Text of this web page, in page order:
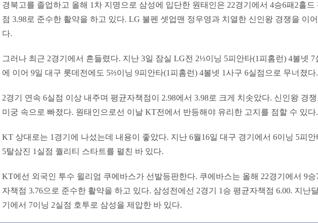
경북고를 졸업하고 올해 1차 지명으로 삼성에 입단한 원태인은 22경기에서 4승6패2홀드
점 3.98로 준수한 활약을 하고 있다. LG 불펜 셋업맨 정우영과 치열한 신인왕 경쟁을 이
다.
그러나 최근 2경기에서 흔들렸다. 지난 3일 잠실 LG전 2⅓이닝 5피안타(1피홈런) 4볼넷 7
에 이어 9일 대구 롯데전에도 5⅔이닝 9피안타(1피홈런) 4볼넷 1사구 6실점으로 무너졌다.
2경기 연속 6실점 이상 내주며 평균자책점이 2.98에서 3.98로 크게 치솟았다. 신인왕 경쟁
미궁 속으로 빠졌다. 원태인으로선 이날 KT전에서 반등해야 유리한 고지를 점할 수 있다.
KT 상대로는 1경기에 나섰는데 내용이 좋았다. 지난 6월16일 대구 경기에서 6이닝 5피안
5탈삼진 1실점 퀄리티 스타트를 펼친 바 있다.
KT에선 외국인 투수 윌리엄 쿠에바스가 선발등판한다. 쿠에바스는 올해 22경기에서 9승
자책점 3.76으로 준수한 활약을 하고 있다. 삼성전에선 2경기 1승 평균자책점 6.00. 지난
기에서 7이닝 2실점 호투로 삼성을 제압한 바 있다.